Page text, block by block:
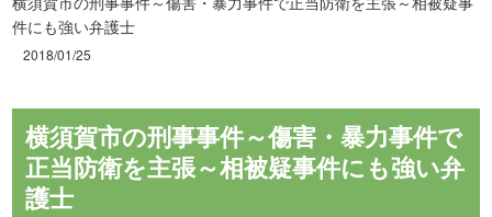
件にも強い弁護士
2018/01/25
横須賀市の刑事事件～傷害・暴力事件で
正当防衛を主張～相被疑事件にも強い弁
護士